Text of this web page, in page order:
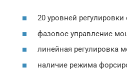
20 уровней
фазовое управление
линейная регулировка
наличие режима